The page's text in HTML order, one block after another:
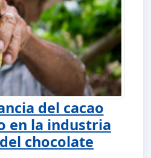
del cacao
en la industria
chocolate